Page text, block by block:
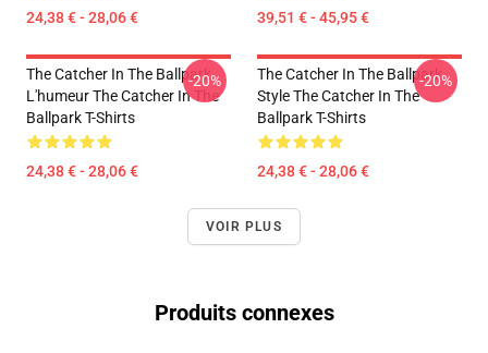
24,38 € - 28,06 € 39,51 € - 45,95 €
The Catcher In The Ballpark
L'humeur The Catcher In The
Ballpark T-Shirts
24,38 € - 28,06 €
-20%
The Catcher In The Ballpark
Style The Catcher In The
Ballpark T-Shirts
24,38 € - 28,06 €
-20%
VOIR PLUS
Produits connexes